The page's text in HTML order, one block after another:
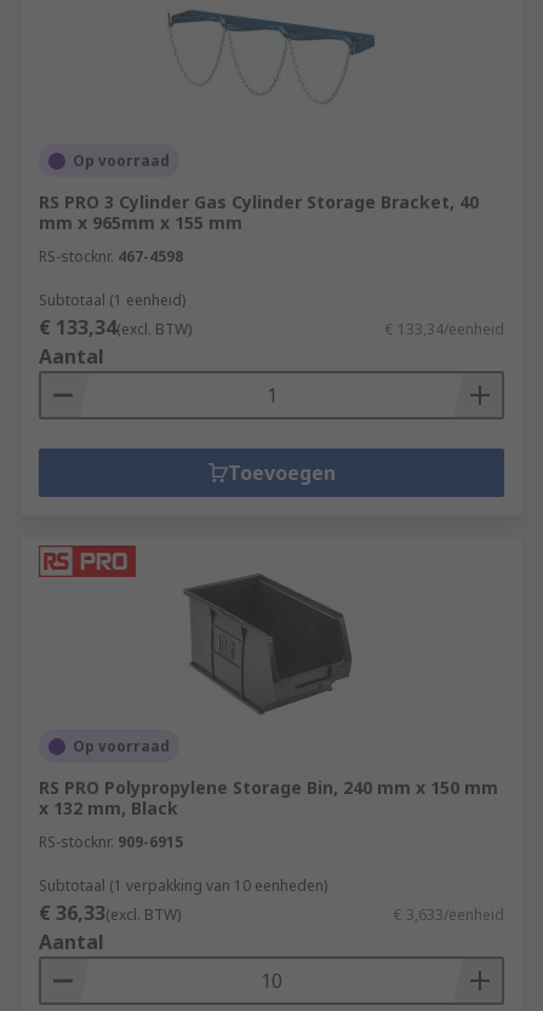
Op voorraad
RS PRO 3 Cylinder Gas Cylinder Storage Bracket, 40
mm x 965mm x 155 mm
RS-stocknr. 467-4598
Subtotaal (1 eenheid)
€ 133,34(excl. BTW) € 133,34/eenheid
Aantal
Toevoegen
Op voorraad
RS PRO Polypropylene Storage Bin, 240 mm x 150 mm
x 132 mm, Black
RS-stocknr. 909-6915
Subtotaal (1 verpakking van 10 eenheden)
€ 36,33(excl. BTW) € 3,633/eenheid
Aantal